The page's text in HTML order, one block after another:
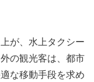
が、水上タクシー
の観光客は、都市
な移動手段を求め